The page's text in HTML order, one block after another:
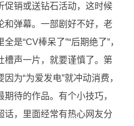
促销或送钻石活动，这时候
和弹幕。一部剧好不好，老
是“CV棒呆了”“后期绝了”，
槽声一片，就要谨慎了。第
为“为爱发电”就冲动消费，
待的作品。有个小技巧，
话，里面经常有热心网友分